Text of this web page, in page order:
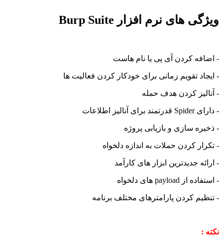
ویژگی های نرم افزار Burp Suite
- اضافه کردن آی پی یا نام هاست
- ایجاد تقویم زمانی برای خودکار کردن فعالیت ها
- آنالیز کردن هدف حمله
- دارای Spider قدرتمند برای آنالیز اطلاعات
- ذخیره سازی و بازیابی پروژه
- تکرار کردن حملات به اندازه دلخواه
- ارائه جدیدترین ابزار های کارآمد
- استفاده از payload های دلخواه
- تنظیم کردن پارامترهای مختلف برنامه
نکته :